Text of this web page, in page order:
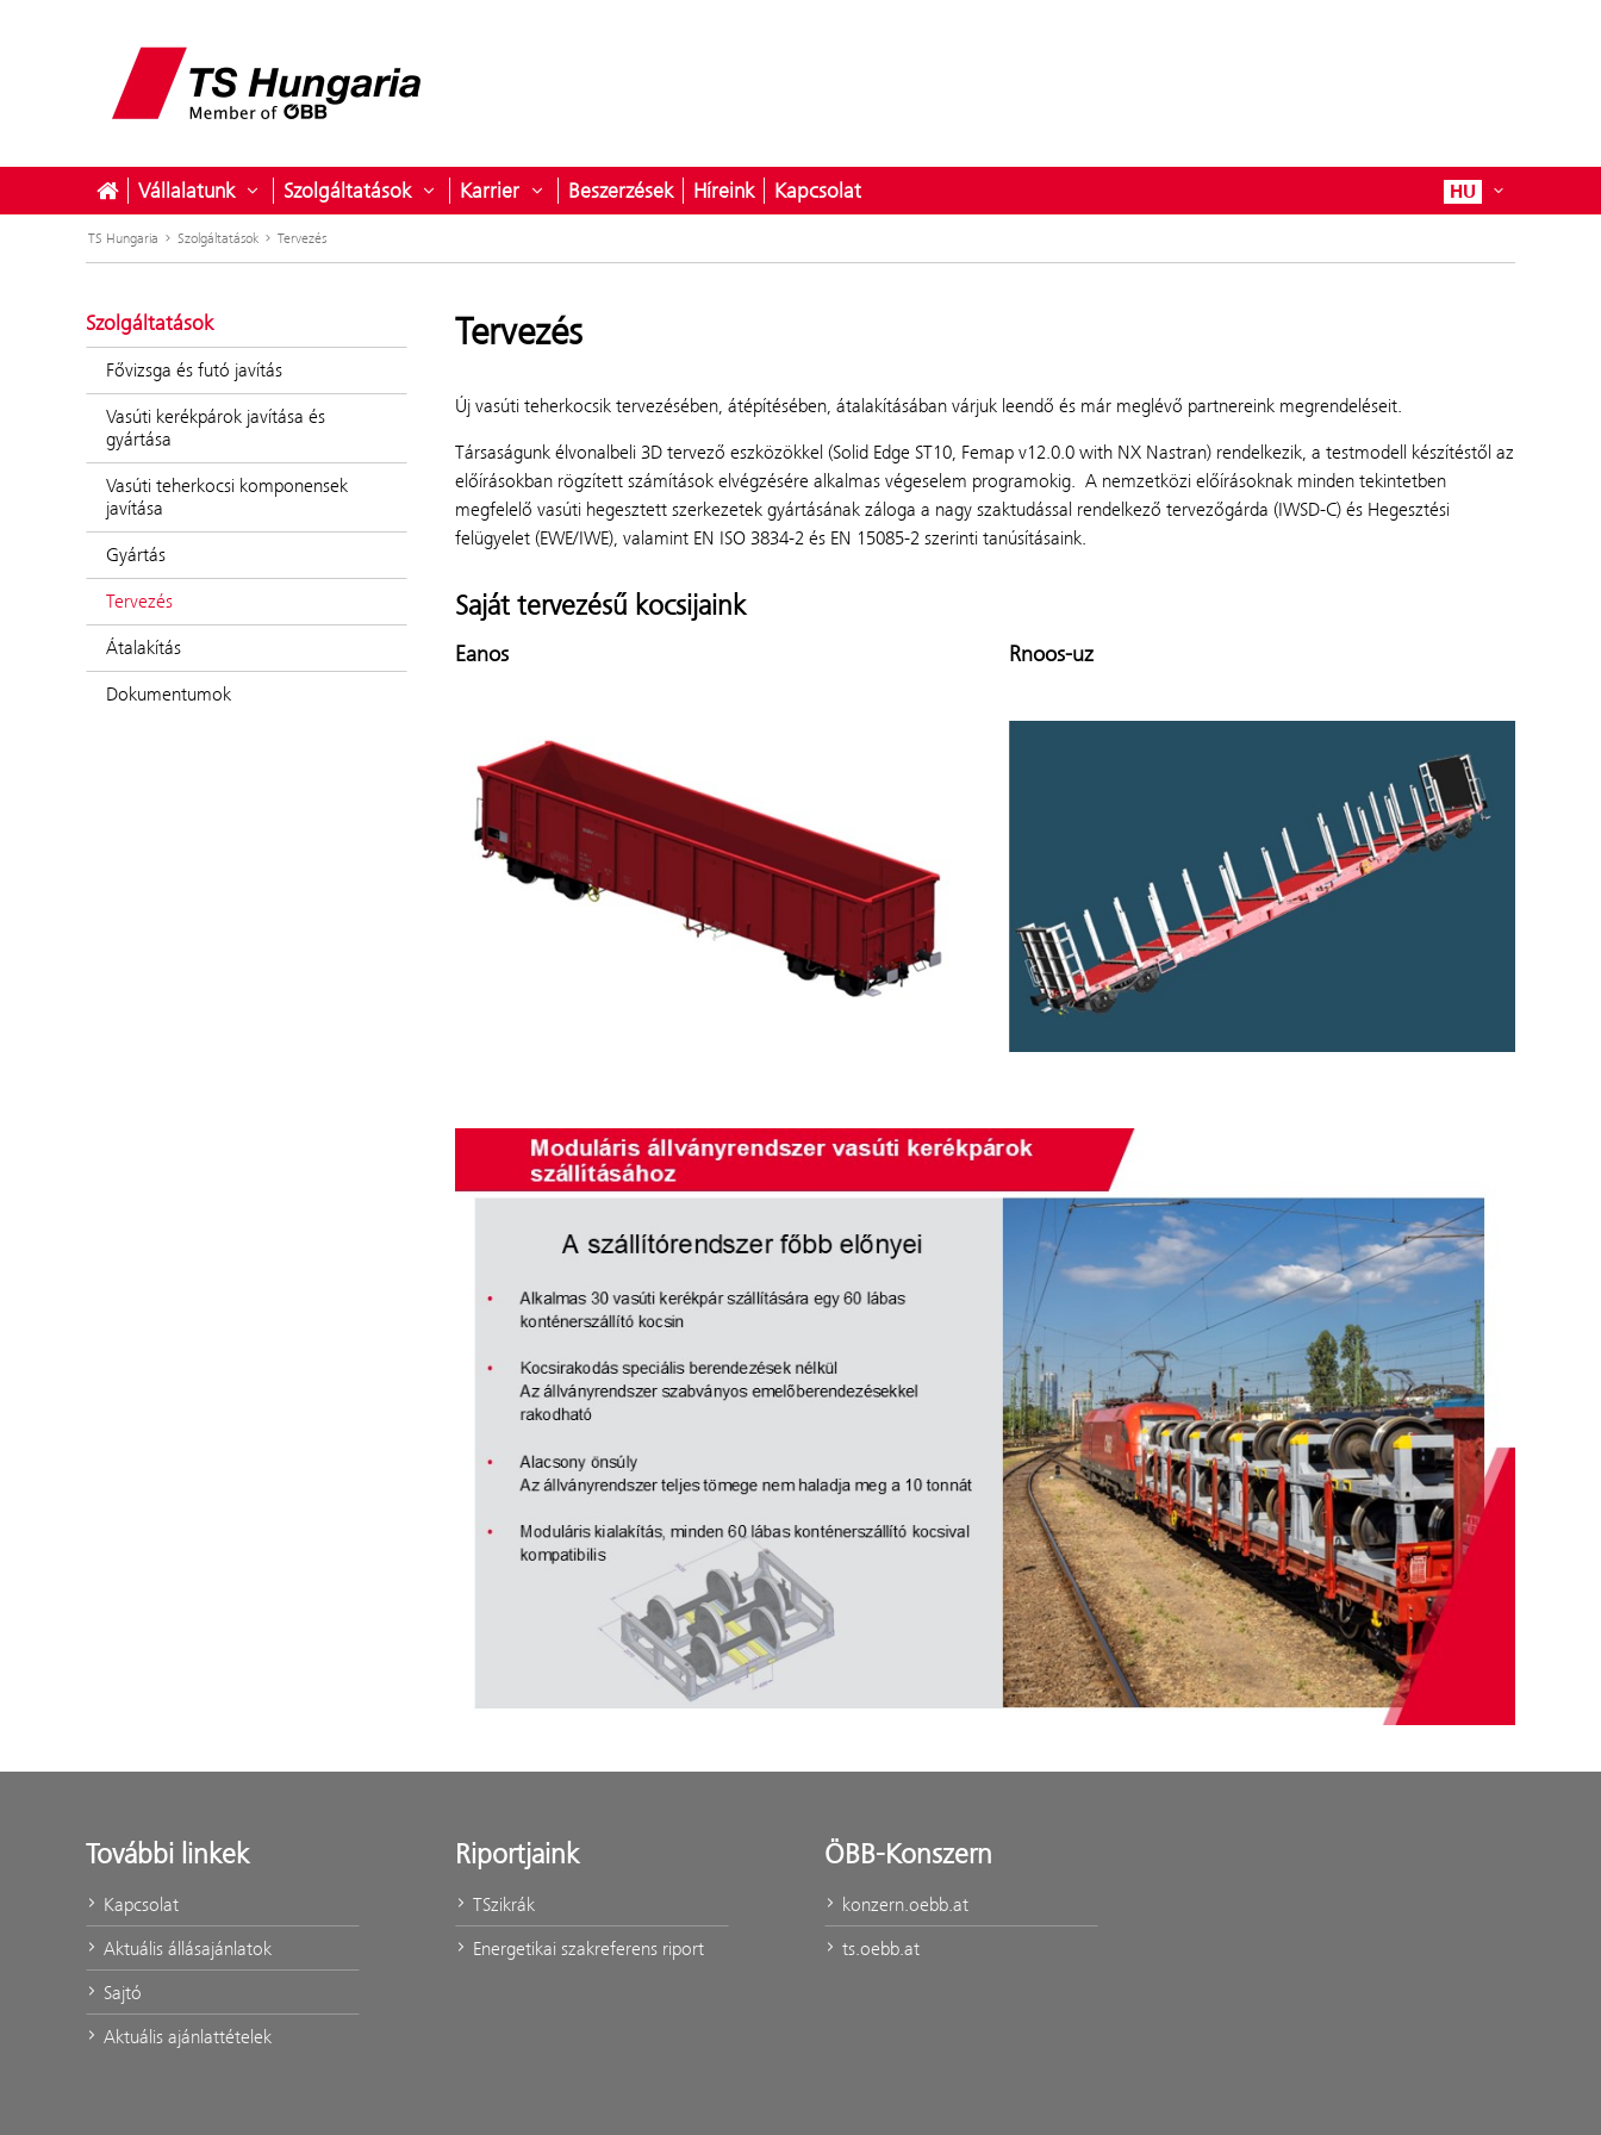
Vállalatunk Almenü megnyitása ehhez: Vállalatunk
Szolgáltatások Almenü megnyitása ehhez: Szolgáltatások
Karrier Almenü megnyitása ehhez: Karrier
Beszerzések Híreink Kapcsolat HU
TS Hungaria Szolgáltatások Tervezés
Szolgáltatások
Fővizsga és futó javítás
Vasúti kerékpárok javítása és
gyártása
Vasúti teherkocsi komponensek
javítása
Gyártás
Tervezés
Átalakítás
Dokumentumok
Tervezés
Új vasúti teherkocsik tervezésében, átépítésében, átalakításában várjuk leendő és már meglévő partnereink megrendeléseit.
Társaságunk élvonalbeli 3D tervező eszközökkel (Solid Edge ST10, Femap v12.0.0 with NX Nastran) rendelkezik, a testmodell készítéstől az
előírásokban rögzített számítások elvégzésére alkalmas végeselem programokig. A nemzetközi előírásoknak minden tekintetben
megfelelő vasúti hegesztett szerkezetek gyártásának záloga a nagy szaktudással rendelkező tervezőgárda (IWSD-C) és Hegesztési
felügyelet (EWE/IWE), valamint EN ISO 3834-2 és EN 15085-2 szerinti tanúsításaink.
Saját tervezésű kocsijaink
Eanos Rnoos-uz
További linkek
Kapcsolat
Aktuális állásajánlatok
Sajtó
Aktuális ajánlattételek
Riportjaink
TSzikrák
Energetikai szakreferens riport
ÖBB-Konszern
konzern.oebb.at
ts.oebb.at